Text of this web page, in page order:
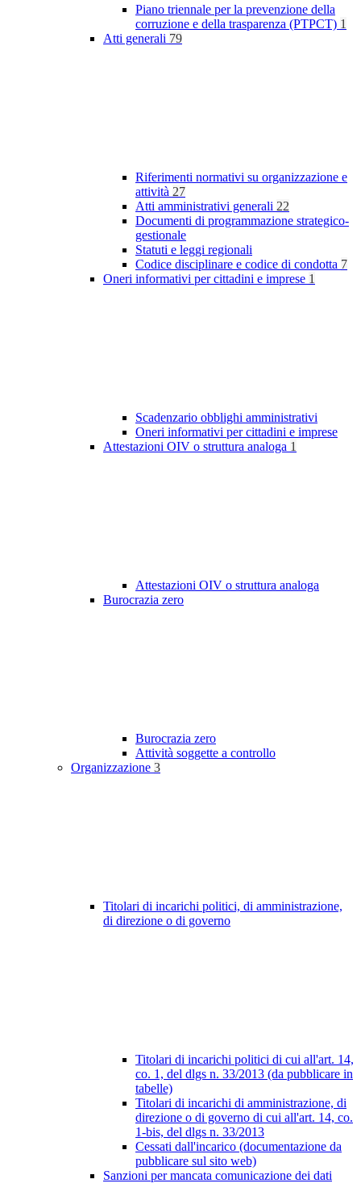
Piano triennale per la prevenzione della
corruzione e della trasparenza (PTPCT) 1
Atti generali 79
Riferimenti normativi su organizzazione e
attività 27
Atti amministrativi generali 22
Documenti di programmazione strategico-
gestionale
Statuti e leggi regionali
Codice disciplinare e codice di condotta 7
Oneri informativi per cittadini e imprese 1
Scadenzario obblighi amministrativi
Oneri informativi per cittadini e imprese
Attestazioni OIV o struttura analoga 1
Attestazioni OIV o struttura analoga
Burocrazia zero
Burocrazia zero
Attività soggette a controllo
Organizzazione 3
Titolari di incarichi politici, di amministrazione,
di direzione o di governo
Titolari di incarichi politici di cui all'art. 14,
co. 1, del dlgs n. 33/2013 (da pubblicare in
tabelle)
Titolari di incarichi di amministrazione, di
direzione o di governo di cui all'art. 14, co.
1-bis, del dlgs n. 33/2013
Cessati dall'incarico (documentazione da
pubblicare sul sito web)
Sanzioni per mancata comunicazione dei dati